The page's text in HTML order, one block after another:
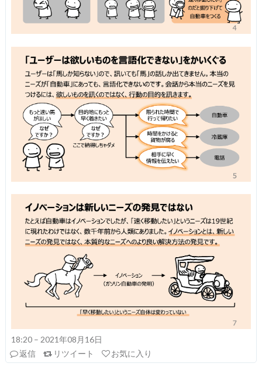
18:20 – 2021年08月16日
返信
リツイート お気に入り